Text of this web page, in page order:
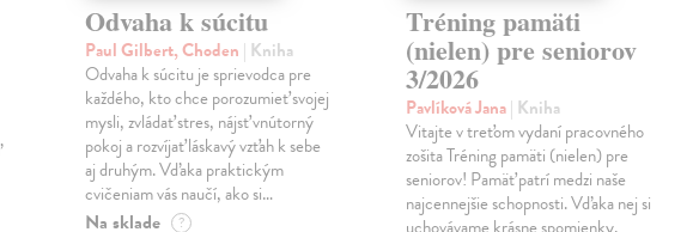
Odvaha k súcitu
Paul Gilbert, Choden | Kniha
Odvaha k súcitu je sprievodca pre
každého, kto chce porozumieť svojej
mysli, zvládať stres, nájsť vnútorný
pokoj a rozvíjať láskavý vzťah k sebe
aj druhým. Vďaka praktickým
cvičeniam vás naučí, ako si…
Na sklade ?
Tréning pamäti
(nielen) pre seniorov
3/2026
Pavlíková Jana| Kniha
Vitajte v treťom vydaní pracovného
zošita Tréning pamäti (nielen) pre
seniorov! Pamäť patrí medzi naše
najcennejšie schopnosti. Vďaka nej si